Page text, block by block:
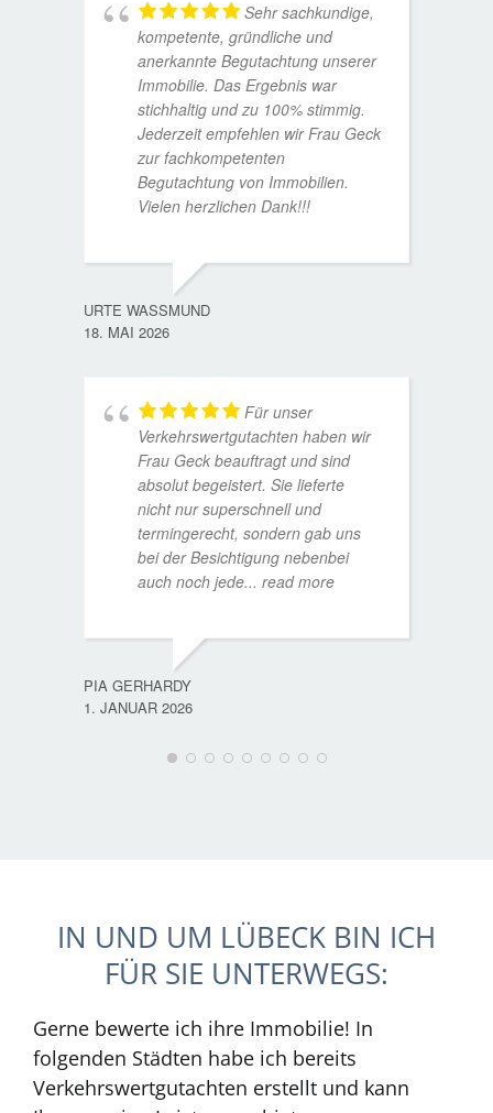
Sehr sachkundige,
kompetente, gründliche und
anerkannte Begutachtung unserer
Immobilie. Das Ergebnis war
stichhaltig und zu 100% stimmig.
Jederzeit empfehlen wir Frau Geck
zur fachkompetenten
Begutachtung von Immobilien.
Vielen herzlichen Dank!!!
URTE WASSMUND
18. MAI 2026
Für unser
Verkehrswertgutachten haben wir
Frau Geck beauftragt und sind
absolut begeistert. Sie lieferte
nicht nur superschnell und
termingerecht, sondern gab uns
bei der Besichtigung nebenbei
auch noch jede... read more
PIA GERHARDY
1. JANUAR 2026
IN UND UM LÜBECK BIN ICH
FÜR SIE UNTERWEGS:
Gerne bewerte ich ihre Immobilie! In
folgenden Städten habe ich bereits
Verkehrswertgutachten erstellt und kann